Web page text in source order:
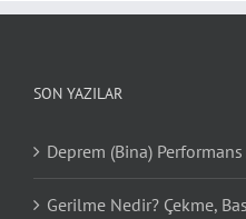
SON YAZILAR
Deprem (Bina)
Gerilme Nedir? Çekme,